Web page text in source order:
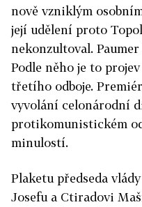
nově vzniklým
její udělení proto
nekonzultoval.
Podle něho je to
třetího odboje.
vyvolání celonárodní
protikomunistickém
minulostí.
Plaketu předseda
Josefu a Ctiradovi